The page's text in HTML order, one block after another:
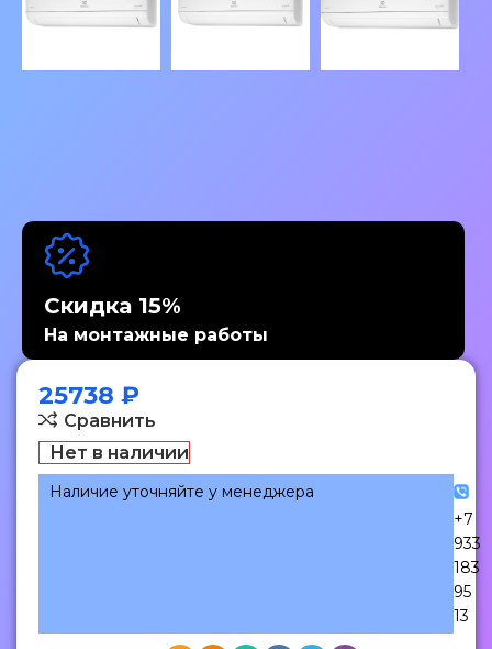
Скидка 15%
На монтажные работы
25738 ₽
Сравнить
Нет в наличии
Наличие уточняйте у менеджера
+7
933
183
95
13